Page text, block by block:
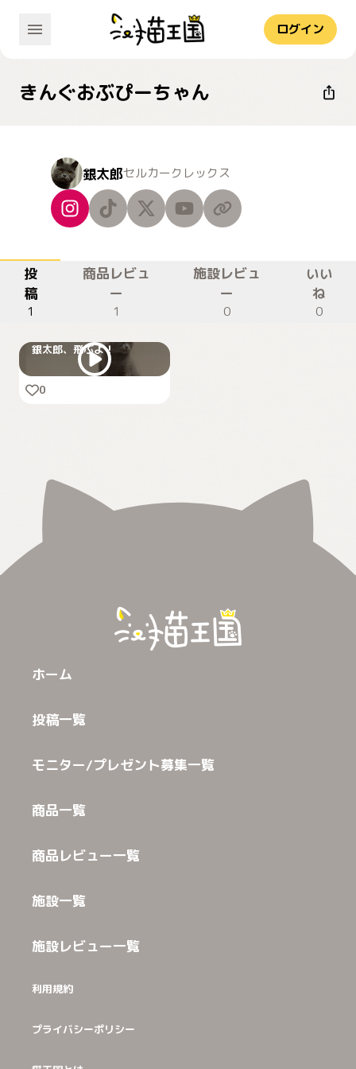
ログイン
きんぐおぶぴーちゃん
銀太郎セルカークレックス
投
稿
1
商品レビュ
ー
1
施設レビュ
ー
0
いい
ね
0
銀太郎、飛ぶよ！
0
ホーム
投稿一覧
モニター/プレゼント募集一覧
商品一覧
商品レビュー一覧
施設一覧
施設レビュー一覧
利用規約
プライバシーポリシー